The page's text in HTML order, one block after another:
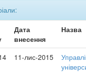
Дата
внесення
Назва
11-лис-2015